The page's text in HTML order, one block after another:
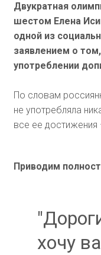
Двукратная
шестом Елена
одной из
заявлением о
употреблении
По словам
не употребляла
все ее достижения
Приводим
хочу